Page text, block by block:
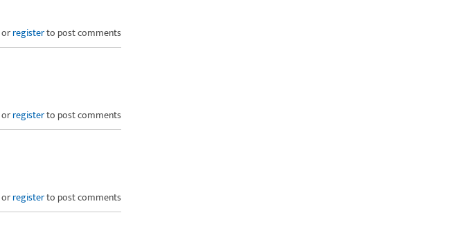
orregisterto post comments
orregisterto post comments
orregisterto post comments